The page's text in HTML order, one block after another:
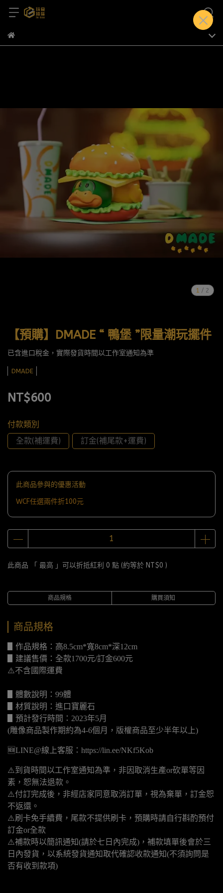
1 / 2
【預購】DMADE “ 鴨堡 ”限量潮玩擺件
已含進口稅金，實際發貨時間以工作室通知為準
DMADE
NT$600
付款類別
全款(補運費)
訂金(補尾款+運費)
此商品參與的優惠活動
WCF任選兩件折100元
此商品 「 最高 」可以折抵紅利 0 點 (約等於 NT$0 )
商品規格 購買須知
商品規格
▋作品規格：高8.5cm*寬8cm*深12cm
▋建議售價：全款1700元/訂金600元
⚠️不含國際運費
▋體數說明：99體
▋材質說明：進口寶麗石
▋預計發行時間：2023年5月
(雕像商品製作期約為4-6個月，版權商品至少半年以上)
🆕LINE@線上客服：https://lin.ee/NKf5Kob
⚠️到貨時間以工作室通知為準，非因取消生產or砍單等因
素，恕無法退款。
⚠️付訂完成後，非經店家同意取消訂單，視為棄單，訂金恕
不返還。
⚠️刷卡免手續費，尾款不提供刷卡，預購時請自行斟酌預付
訂金or全款
⚠️補款時以簡訊通知(請於七日內完成)，補款填單後會於三
日內發貨，以系統發貨通知取代確認收款通知(不須詢問是
否有收到款項)